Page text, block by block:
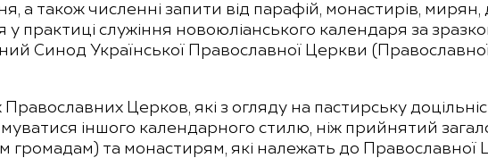
а також численні запити від парафій, монастирів, мирян,
практиці служіння новоюліанського календаря за
Синод Української Православної Церкви
Церков, які з огляду на пастирську
іншого календарного стилю, ніж прийнятий
громадам) та монастирям, які належать до Православної